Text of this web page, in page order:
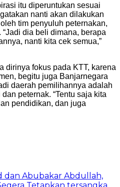
itu diperuntukan sesuai
nanti akan dilakukan
tim penyuluh peternakan,
dia beli dimana, berapa
nanti kita cek semua,”
dirinya fokus pada KTT, karena
begitu juga Banjarnegara
daerah pemilihannya adalah
peternak. “Tentu saja kita
pendidikan, dan juga
dan Abubakar Abdullah,